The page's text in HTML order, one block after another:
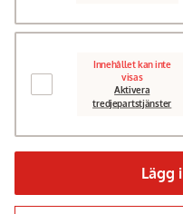
Innehållet kan inte
visas
Aktivera
tredjepartstjänster
Lägg